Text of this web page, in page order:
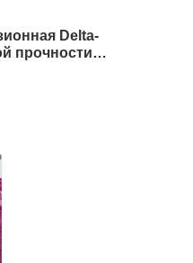
Delta-
прочности